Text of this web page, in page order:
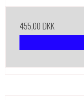
455,00 DKK